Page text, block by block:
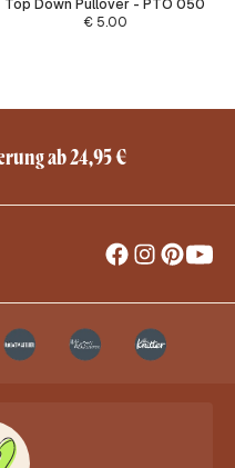
Top Down Pullover - PTO 050
€5.00
ab 24,95 €